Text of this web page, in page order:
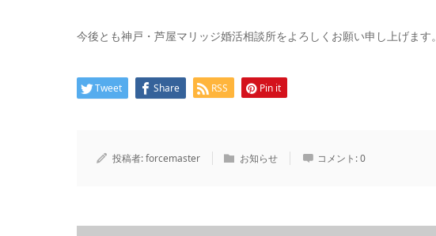
今後とも神戸・芦屋マリッジ婚活相談所をよろしくお願い申し上げます。
Tweet Share RSS Pin it
投稿者:forcemaster お知らせ コメント:0